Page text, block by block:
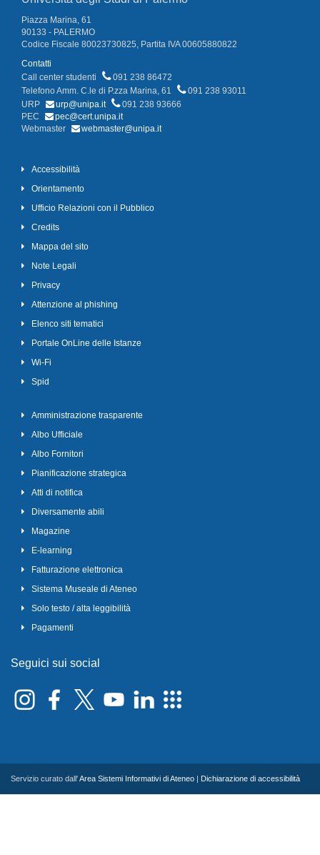
Piazza Marina, 61
90133 - PALERMO
Codice Fiscale 80023730825, Partita IVA 00605880822
Contatti
Call center studenti
091 238 86472
Telefono Amm. C.le di P.zza Marina, 61
091 238 93011
URP
urp@unipa.it
091 238 93666
PEC
pec@cert.unipa.it
Webmaster
webmaster@unipa.it
Accessibilità
Orientamento
Ufficio Relazioni con il Pubblico
Credits
Mappa del sito
Note Legali
Privacy
Attenzione al phishing
Elenco siti tematici
Portale OnLine delle Istanze
Wi-Fi
Spid
Amministrazione trasparente
Albo Ufficiale
Albo Fornitori
Pianificazione strategica
Atti di notifica
Diversamente abili
Magazine
E-learning
Fatturazione elettronica
Sistema Museale di Ateneo
Solo testo / alta leggibilità
Pagamenti
Seguici sui social
Servizio curato dall'Area Sistemi Informativi di Ateneo Dichiarazione di accessibilità